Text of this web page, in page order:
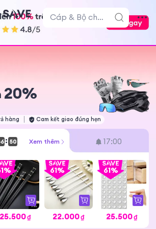
Cáp & Bộ chuyển đổi
20%
hàng Cam kết giao đúng hẹn
6 : 50 Xem thêm 17:00
25.500 ₫
61%
22.000₫
61%
25.500₫